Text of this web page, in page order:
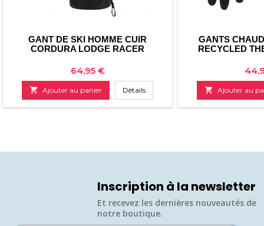
GANT DE SKI HOMME CUIR
CORDURA LODGE RACER
Prix
64,95 €
 Ajouter au panier Détails
GANTS
RECYCLED
Prix
 Ajouter au
Inscription à la newsletter
Et recevez les dernières nouveautés de
notre boutique.​